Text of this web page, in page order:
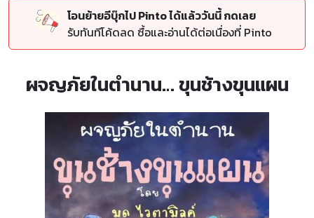
โอนย้ายอีบุ๊กไป Pinto ได้แล้ววันนี้ กดเลย
รับทันทีโค้ดลด ซื้อและอ่านได้ต่อเนื่องที่ Pinto
ผจญภัยในตำนาน… ขุนช้างขุนแผน